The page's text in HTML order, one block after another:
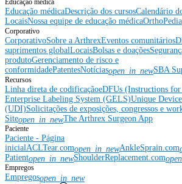
Educação médica
Educação médicaDescrição dos cursosCalendário
LocaisNossa equipe de educação médicaOrthoPedia
Corporativo
CorporativoSobre a ArthrexEventos comunitários
suprimentos globalLocaisBolsas e doações
produtoGerenciamento de risco e
conformidadePatentesNotíciasopen_in_newSBA
Recursos
Linha direta de codificaçãoeDFUs (Instructions for
Enterprise Labeling System (GELS)Unique
(UDI)Solicitações de exposições, congressos e
Siteopen_in_newThe Arthrex Surgeon App
Paciente
Paciente - Página
inicialACLTear.comopen_in_newAnkleSprain.com
Patientopen_in_newShoulderReplacement.com
Empregos
Empregosopen_in_new